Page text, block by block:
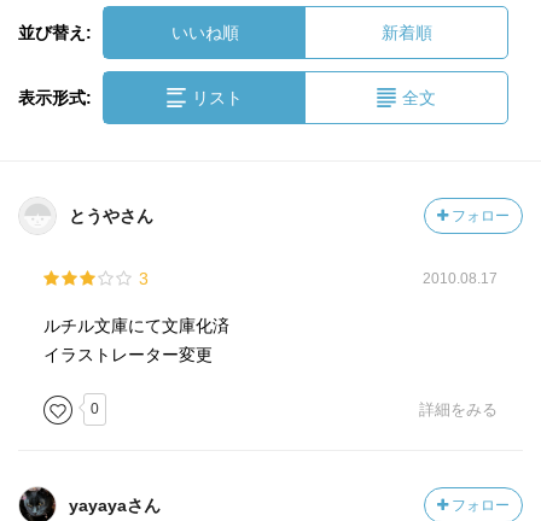
並び替え: いいね順 新着順
表示形式: リスト 全文
とうやさん フォロー
3 2010.08.17
ルチル文庫にて文庫化済
イラストレーター変更
0 詳細をみる
yayayaさん フォロー